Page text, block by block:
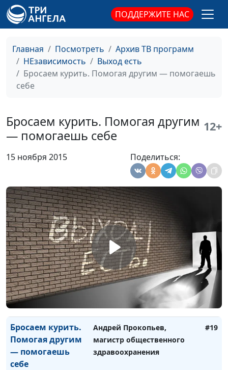
ПОДДЕРЖИТЕ НАС
Главная Посмотреть
Архив ТВ программ
НЕзависимость
Выход есть
Бросаем курить. Помогая другим — помогаешь
себе
Бросаем курить. Помогая другим
— помогаешь себе
12+
15 ноября 2015 Поделиться:
как основа
управления
общественного
здравоохранения
Стресс. Как
повысить уровень
мелатонина
Андрей Прокопьев, магистр
общественного
здравоохранения
стресс
здравоохранения
влияние скуки
общественного
здравоохранения
Стресс.
Положительный
стресс — что это?
Андрей Прокопьев, магистр
общественного
здравоохранения
Стресс. Природа
стресса
Андрей Прокопьев, магистр
общественного
здравоохранения
#21
Бросаем курить.
Достойные звания
победителя
Андрей Прокопьев, магистр
общественного
здравоохранения
#20
Бросаем курить.
Помогая другим
— помогаешь
себе
Андрей Прокопьев,
магистр общественного
здравоохранения
#19